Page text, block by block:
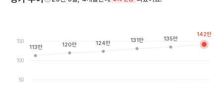
50
100
150
113만 120만 124만 131만 135만
142만